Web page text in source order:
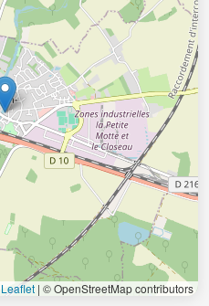
Leaflet | © OpenStreetMap contributors